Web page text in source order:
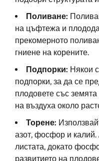
Поливане:
на цъфтежа и
прекомерното
гниене на корените.
Подпорки: Някои
подпорки, за да се
плодовете със
на въздуха около
Торене:
азот, фосфор и
листата, докато
развитието на